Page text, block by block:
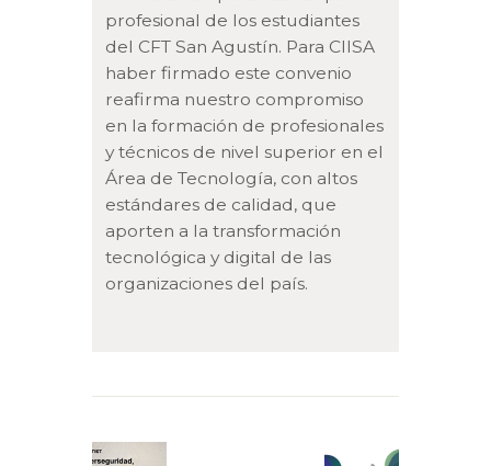
profesional de los estudiantes
del CFT San Agustín. Para CIISA
haber firmado este convenio
reafirma nuestro compromiso
en la formación de profesionales
y técnicos de nivel superior en el
Área de Tecnología, con altos
estándares de calidad, que
aporten a la transformación
tecnológica y digital de las
organizaciones del país.
de